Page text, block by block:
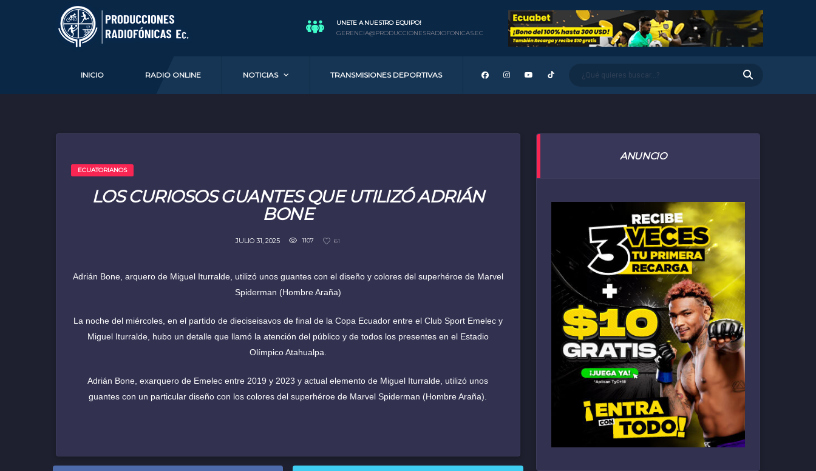
UNETE A NUESTRO EQUIPO!
GERENCIA@PRODUCCIONESRADIOFONICAS.EC
INICIO RADIO ONLINE NOTICIAS TRANSMISIONES DEPORTIVAS
ECUATORIANOS
LOS CURIOSOS GUANTES QUE UTILIZÓ ADRIÁN
BONE
JULIO 31, 2025 1107 61
Adrián Bone, arquero de Miguel Iturralde, utilizó unos guantes con el diseño y colores del superhéroe de Marvel
Spiderman (Hombre Araña)
La noche del miércoles, en el partido de dieciseisavos de final de la Copa Ecuador entre el Club Sport Emelec y
Miguel Iturralde, hubo un detalle que llamó la atención del público y de todos los presentes en el Estadio
Olímpico Atahualpa.
Adrián Bone, exarquero de Emelec entre 2019 y 2023 y actual elemento de Miguel Iturralde, utilizó unos
guantes con un particular diseño con los colores del superhéroe de Marvel Spiderman (Hombre Araña).
ANUNCIO